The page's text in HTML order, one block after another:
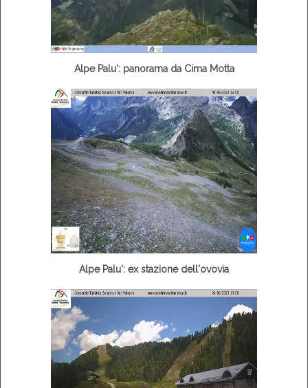
Alpe Palu': panorama da Cima Motta
Alpe Palu': ex stazione dell'ovovia